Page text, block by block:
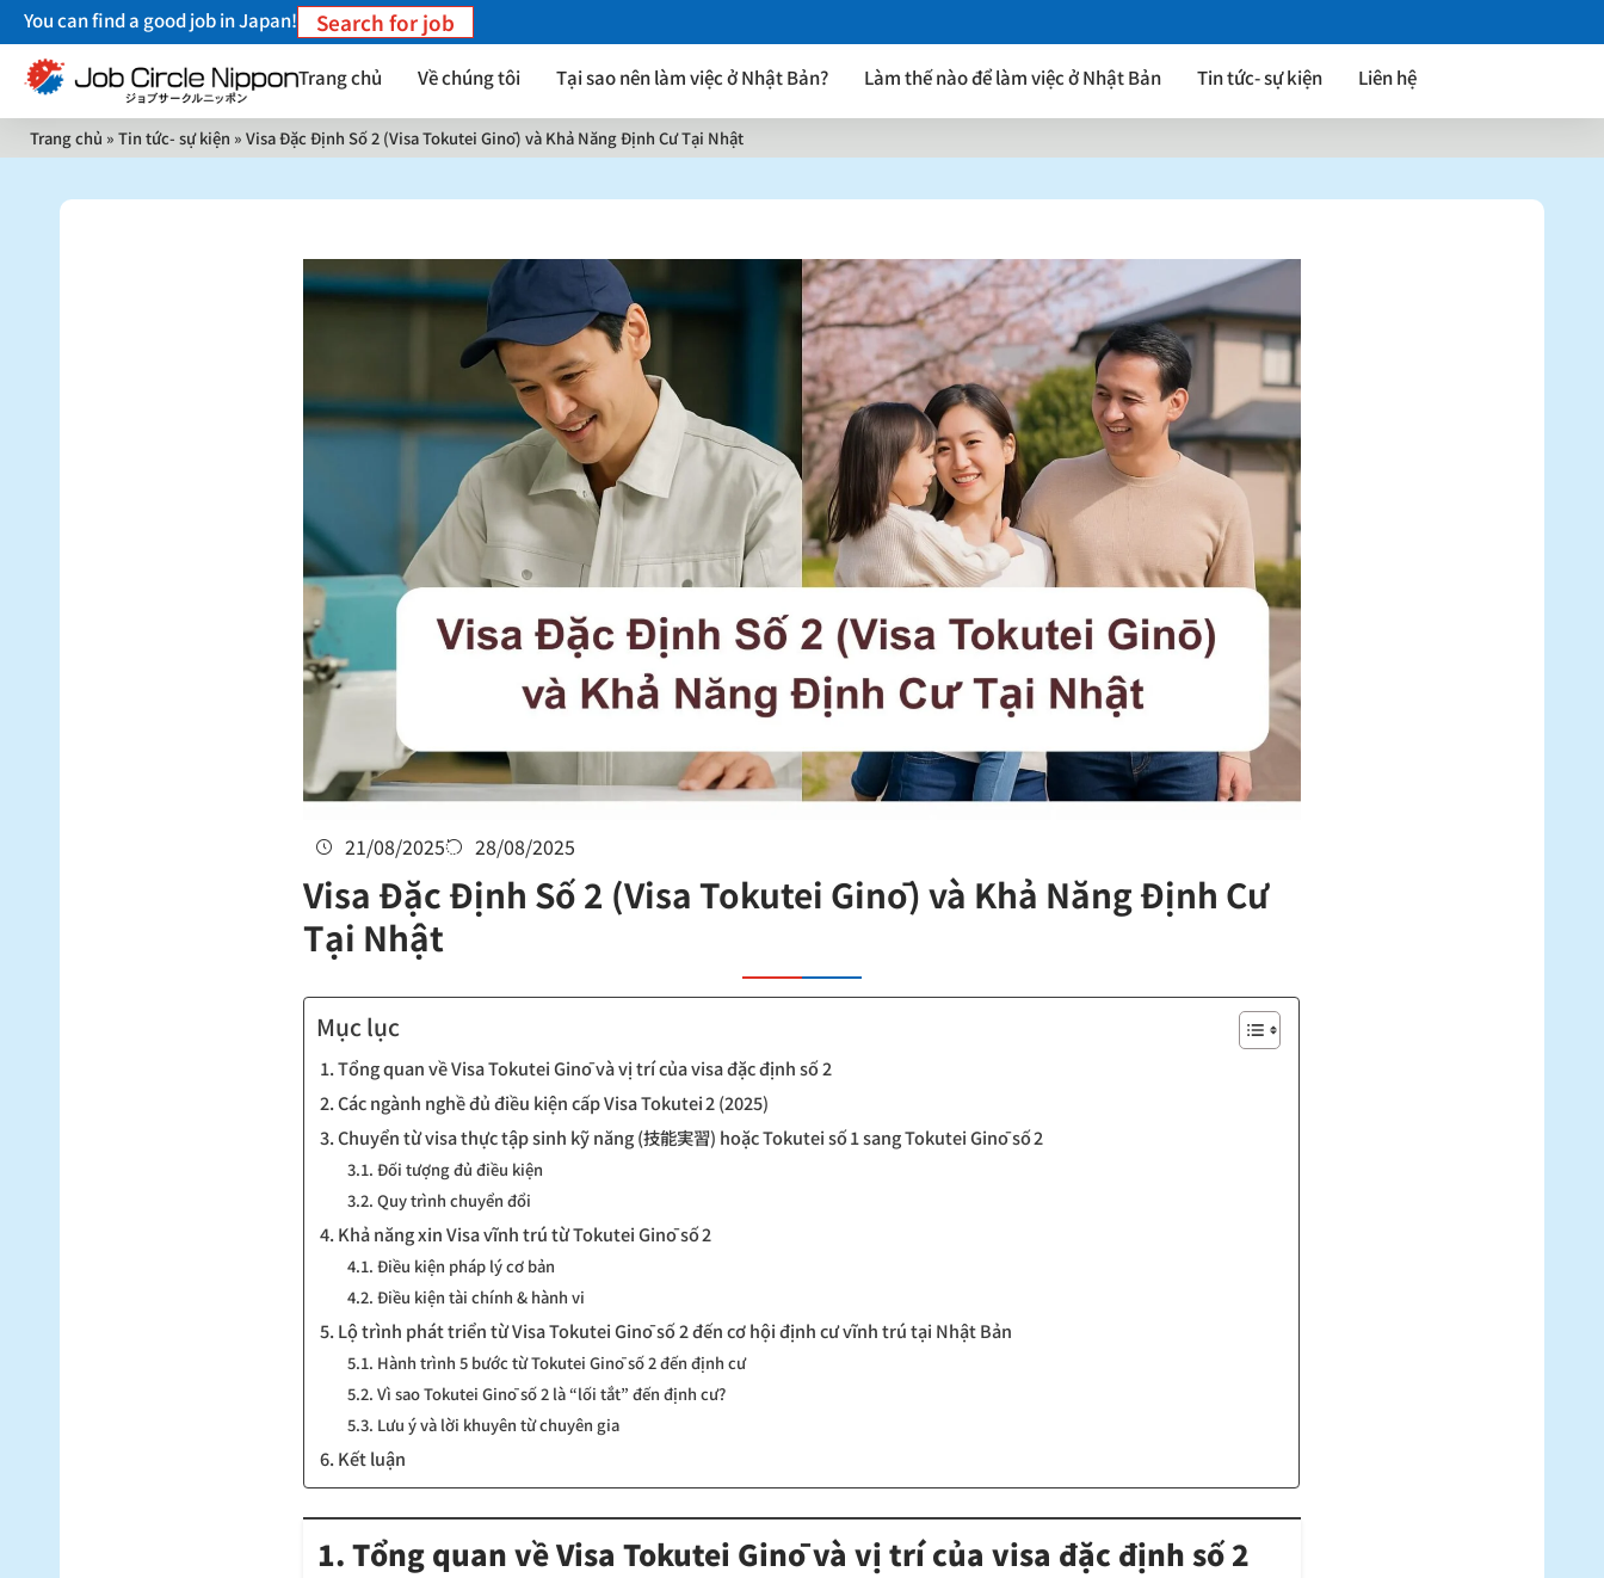
You can find a good job in Japan! Search for job
Trang chủ Về chúng tôi Tại sao nên làm việc ở Nhật Bản? Làm thế nào để làm việc ở Nhật Bản Tin tức- sự kiện Liên hệ
Trang chủ » Tin tức- sự kiện » Visa Đặc Định Số 2 (Visa Tokutei Ginō) và Khả Năng Định Cư Tại Nhật
21/08/2025 28/08/2025
Visa Đặc Định Số 2 (Visa Tokutei Ginō) và Khả Năng Định Cư
Tại Nhật
Mục lục
1. Tổng quan về Visa Tokutei Ginō và vị trí của visa đặc định số 2
2. Các ngành nghề đủ điều kiện cấp Visa Tokutei 2 (2025)
3. Chuyển từ visa thực tập sinh kỹ năng (技能実習) hoặc Tokutei số 1 sang Tokutei Ginō số 2
3.1. Đối tượng đủ điều kiện
3.2. Quy trình chuyển đổi
4. Khả năng xin Visa vĩnh trú từ Tokutei Ginō số 2
4.1. Điều kiện pháp lý cơ bản
4.2. Điều kiện tài chính & hành vi
5. Lộ trình phát triển từ Visa Tokutei Ginō số 2 đến cơ hội định cư vĩnh trú tại Nhật Bản
5.1. Hành trình 5 bước từ Tokutei Ginō số 2 đến định cư
5.2. Vì sao Tokutei Ginō số 2 là “lối tắt” đến định cư?
5.3. Lưu ý và lời khuyên từ chuyên gia
6. Kết luận
1. Tổng quan về Visa Tokutei Ginō và vị trí của visa đặc định số 2